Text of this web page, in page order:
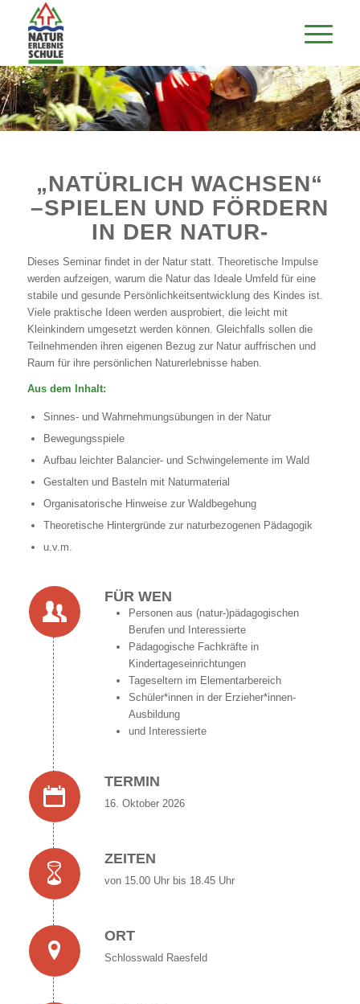
„NATÜRLICH WACHSEN“
–SPIELEN UND FÖRDERN
IN DER NATUR-
Dieses Seminar findet in der Natur statt. Theoretische Impulse
werden aufzeigen, warum die Natur das Ideale Umfeld für eine
stabile und gesunde Persönlichkeitsentwicklung des Kindes ist.
Viele praktische Ideen werden ausprobiert, die leicht mit
Kleinkindern umgesetzt werden können. Gleichfalls sollen die
Teilnehmenden ihren eigenen Bezug zur Natur auffrischen und
Raum für ihre persönlichen Naturerlebnisse haben.
Aus dem Inhalt:
Sinnes- und Wahrnehmungsübungen in der Natur
Bewegungsspiele
Aufbau leichter Balancier- und Schwingelemente im Wald
Gestalten und Basteln mit Naturmaterial
Organisatorische Hinweise zur Waldbegehung
Theoretische Hintergründe zur naturbezogenen Pädagogik
u.v.m.
FÜR WEN
Personen aus (natur-)pädagogischen
Berufen und Interessierte
Pädagogische Fachkräfte in
Kindertageseinrichtungen
Tageseltern im Elementarbereich
Schüler*innen in der Erzieher*innen-
Ausbildung
und Interessierte
TERMIN
16. Oktober 2026
ZEITEN
von 15.00 Uhr bis 18.45 Uhr
ORT
Schlosswald Raesfeld